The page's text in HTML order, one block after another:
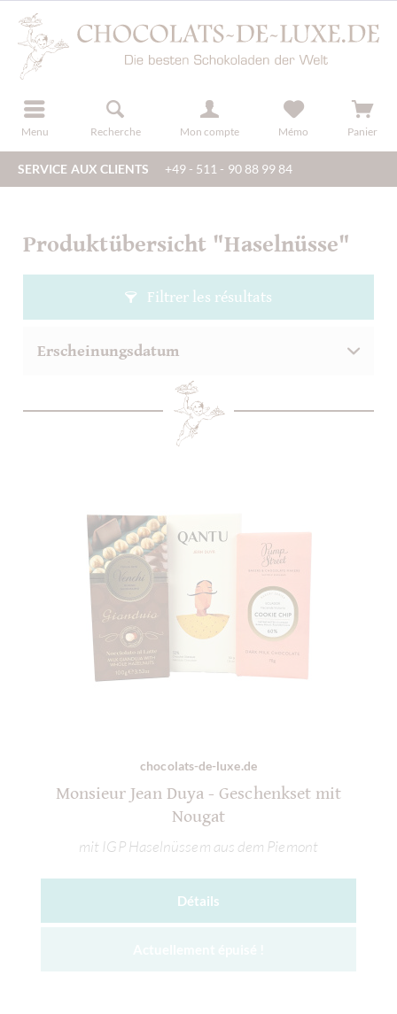
Menu Recherche Mon compte
s'inscrire Mémo Panier
SERVICE AUX CLIENTS +49 - 511 - 90 88 99 84
Produktübersicht "Haselnüsse"
Filtrer les résultats
chocolats-de-luxe.de
Monsieur Jean Duya - Geschenkset mit
Nougat
mit IGP Haselnüssem aus dem Piemont
Détails